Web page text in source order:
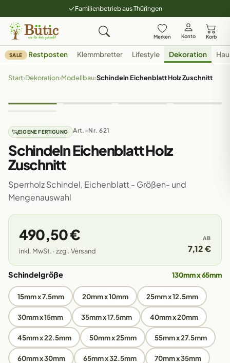
Familienbetrieb aus Thüringen
Merken Konto Korb
SALE Restposten Klemmbretter Lifestyle Dekoration
Start›Dekoration›Modellbau›Schindeln Eichenblatt Holz Zuschnitt
EIGENE FERTIGUNG Art.-Nr. 621
Schindeln Eichenblatt Holz
Zuschnitt
Sperrholz Schindel, Eichenblatt - Größen- und
Mengenauswahl
490,50 €
inkl. MwSt. · zzgl. Versand
AB
7,12 €
Schindelgröße 130mm x 65mm
15mm x 7.5mm 20mm x 10mm 25mm x 12.5mm
30mm x 15mm 35mm x 17.5mm 40mm x 20mm
45mm x 22.5mm 50mm x 25mm 55mm x 27.5mm
60mm x 30mm 65mm x 32.5mm 70mm x 35mm